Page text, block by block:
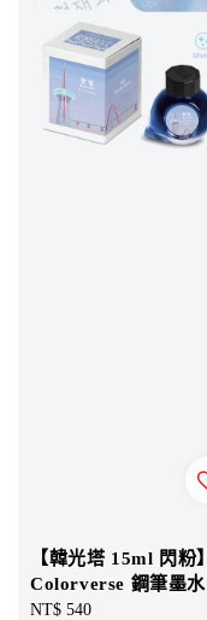
【韓光塔 15ml 閃粉】
Colorverse 鋼筆墨水
Regular
NT$ 540